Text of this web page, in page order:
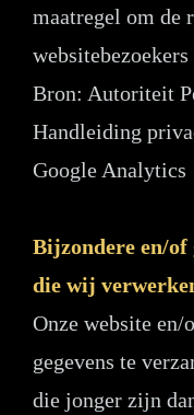
maatregel om de
Bron: Autoriteit
Handleiding
Google Analytics
Bijzondere en/of
die wij
Onze website
gegevens te
die jonger zijn